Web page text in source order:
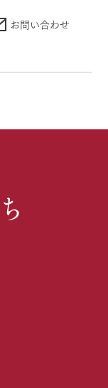
お問い合わせ